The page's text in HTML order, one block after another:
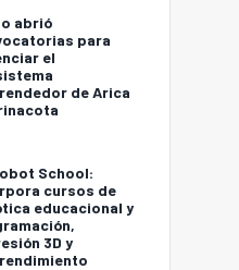
abrió
para
el
de Arica
School:
cursos de
educacional y
3D y